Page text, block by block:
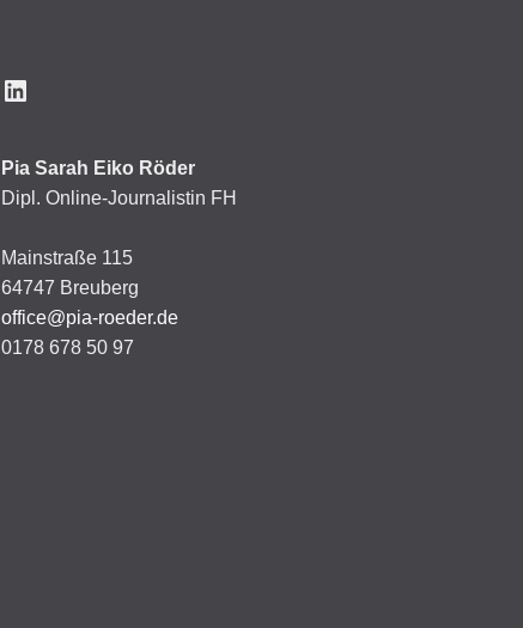
LinkedIn
Pia Sarah Eiko Röder
Dipl. Online-Journalistin FH
Mainstraße 115
64747 Breuberg
office@pia-roeder.de
0178 678 50 97